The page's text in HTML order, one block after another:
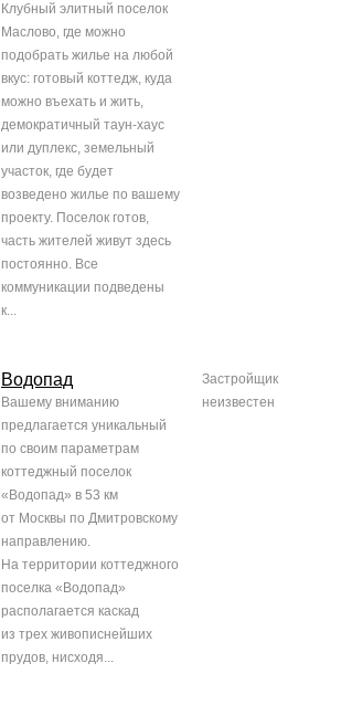
Клубный элитный поселок
Маслово, где можно
подобрать жилье на любой
вкус: готовый коттедж, куда
можно въехать и жить,
демократичный таун-хаус
или дуплекс, земельный
участок, где будет
возведено жилье по вашему
проекту. Поселок готов,
часть жителей живут здесь
постоянно. Все
коммуникации подведены
к...
Водопад
Вашему вниманию
предлагается уникальный
по своим параметрам
коттеджный поселок
«Водопад» в 53 км
от Москвы по Дмитровскому
направлению.
На территории коттеджного
поселка «Водопад»
располагается каскад
из трех живописнейших
прудов, нисходя...
Застройщик
неизвестен